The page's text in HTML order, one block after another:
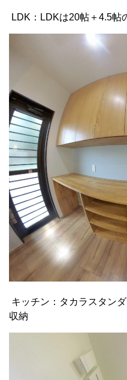
LDK：LDKは20帖＋4.5帖
キッチン：タカラスタン
収納